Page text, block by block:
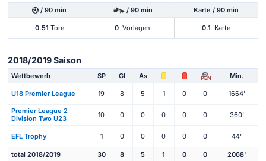
/ 90 min / 90 min Karte / 90 min
0.51 Tore 0 Vorlagen 0.1 Karte
2018/2019 Saison
Wettbewerb SP Gl As PEN Min.
U18 Premier League 19 8 5 1 0 0 1664'
Premier League 2
Division Two U23
10 0 0 0 0 0 360'
EFL Trophy 1 0 0 0 0 0 44'
total 2018/2019 30 8 5 1 0 0 2068'